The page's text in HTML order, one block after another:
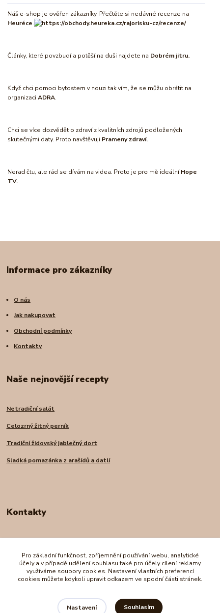
Náš e-shop je ověřen zákazníky. Přečtěte si nedávné recenze na
Heuréce.
Články, které povzbudí a potěší na duši najdete na Dobrém jitru.
Když chci pomoci bytostem v nouzi tak vím, že se můžu obrátit na
organizaci ADRA.
Chci se více dozvědět o zdraví z kvalitních zdrojů podložených
skutečnými daty. Proto navštěvuji Prameny zdraví.
Nerad čtu, ale rád se dívám na videa. Proto je pro mě ideálníHope
TV.
Informace pro zákazníky
O nás
Jak nakupovat
Obchodní podmínky
Kontakty
Naše nejnovější recepty
Netradiční salát
Celozrný žitný perník
Tradiční židovský jablečný dort
Sladká pomazánka z arašídů a datlí
Kontakty
+420 739 227 998
(Po-Pá, 8-16 hod.)
e-shopro@seznam.cz
Pro základní funkčnost, zpříjemnění používání webu, analytické
účely a v případě udělení souhlasu také pro účely cílení reklamy
využíváme soubory cookies. Nastavení vlastních preferencí
cookies můžete kdykoli upravit odkazem ve spodní části stránek.
Nastavení Souhlasím